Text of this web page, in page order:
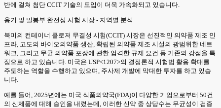
반에 걸쳐 첨단 CCIT 기술의 도입이 더욱 가속화되고 있습니다.
용기 및 밀봉부 완전성 시험 시장 - 지역별 분석
북미의 컨테이너 클로저 무결성 시험(CCIT) 시장은 선진적인 의약품 제조 인
프라, 고도의 바이오의약품 생산, 확립된 의약품 제조 시설의 광범위한 네트
워크, 그리고 무균 의약품 포장에 관한 엄격한 규제 요건 등 기존의 강점을 특
징으로 하고 있습니다. 미국은 USP<1207>의 결정론적 시험법 활용 확대를
주도하는 역할을 수행하고 있으며, 주사제 개발에 막대한 투자를 하고 있습
니다.
예를 들어, 2025년에는 미국 식품의약국(FDA)이 다양한 기업으로부터 50건
의 신제품에 대해 승인을 내렸는데, 이러한 신약 중 상당수는 무균성이 검증